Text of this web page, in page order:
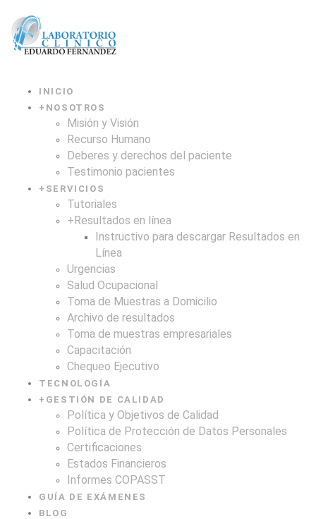
INICIO
+ NOSOTROS
Misión y Visión
Recurso Humano
Deberes y derechos del paciente
Testimonio pacientes
+ SERVICIOS
Tutoriales
+Resultados en línea
Instructivo para descargar Resultados en
Línea
Urgencias
Salud Ocupacional
Toma de Muestras a Domicilio
Archivo de resultados
Toma de muestras empresariales
Capacitación
Chequeo Ejecutivo
TECNOLOGÍA
+ GESTIÓN DE CALIDAD
Política y Objetivos de Calidad
Política de Protección de Datos Personales
Certificaciones
Estados Financieros
Informes COPASST
GUÍA DE EXÁMENES
BLOG